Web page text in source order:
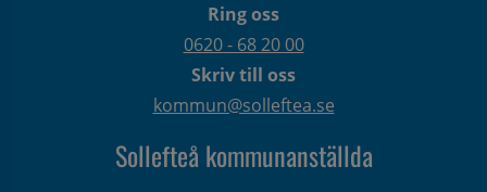
Ring oss
0620 - 68 20 00
Skriv till oss
kommun@solleftea.se
Sollefteå kommunanställda